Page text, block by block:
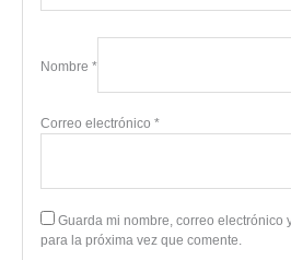
Nombre *
Correo electrónico *
Guarda mi nombre, correo electrónico
para la próxima vez que comente.